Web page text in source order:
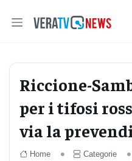
Riccione-
per i tifosi
via la
Home Categorie